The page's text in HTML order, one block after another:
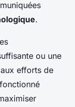
.
ou une
efforts de